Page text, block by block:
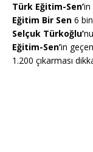
Türk Eğitim-Sen’in
Eğitim Bir Sen 6
Selçuk Türkoğlu’
Eğitim-Sen’in
1.200 çıkarması